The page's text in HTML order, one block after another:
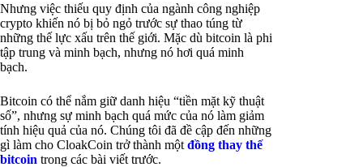
Nhưng việc thiếu quy định của ngành công nghiệp
crypto khiến nó bị bỏ ngỏ trước sự thao túng từ
những thế lực xấu trên thế giới. Mặc dù bitcoin là phi
tập trung và minh bạch, nhưng nó hơi quá minh
bạch.
Bitcoin có thể nắm giữ danh hiệu “tiền mặt kỹ thuật
số”, nhưng sự minh bạch quá mức của nó làm giảm
tính hiệu quả của nó. Chúng tôi đã đề cập đến những
gì làm cho CloakCoin trở thành một đồng thay thế
bitcoin trong các bài viết trước.